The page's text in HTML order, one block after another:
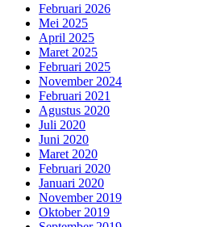
Februari 2026
Mei 2025
April 2025
Maret 2025
Februari 2025
November 2024
Februari 2021
Agustus 2020
Juli 2020
Juni 2020
Maret 2020
Februari 2020
Januari 2020
November 2019
Oktober 2019